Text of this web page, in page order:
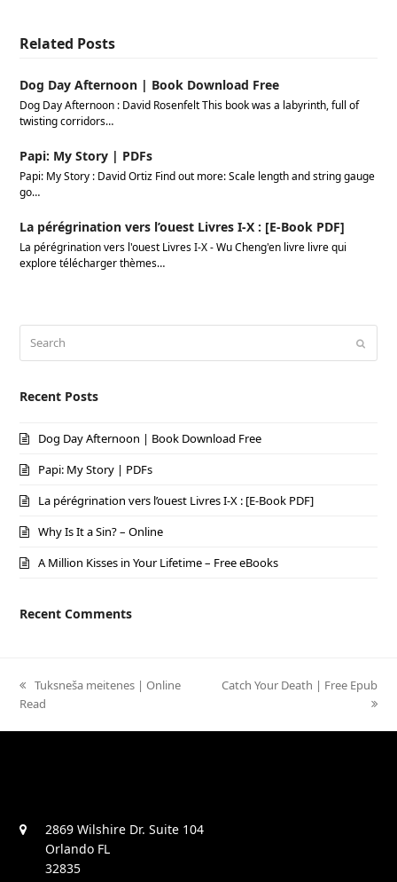
Related Posts
Dog Day Afternoon | Book Download Free
Dog Day Afternoon : David Rosenfelt This book was a labyrinth, full of
twisting corridors…
Papi: My Story | PDFs
Papi: My Story : David Ortiz Find out more: Scale length and string gauge
go…
La pérégrination vers l’ouest Livres I-X : [E-Book PDF]
La pérégrination vers l'ouest Livres I-X - Wu Cheng'en livre livre qui
explore télécharger thèmes…
Recent Posts
Dog Day Afternoon | Book Download Free
Papi: My Story | PDFs
La pérégrination vers l’ouest Livres I-X : [E-Book PDF]
Why Is It a Sin? – Online
A Million Kisses in Your Lifetime – Free eBooks
Recent Comments
previous
post:
Tuksneša meitenes | Online
Read
next
Catch Your Death | Free Epub
2869 Wilshire Dr. Suite 104
Orlando FL
32835